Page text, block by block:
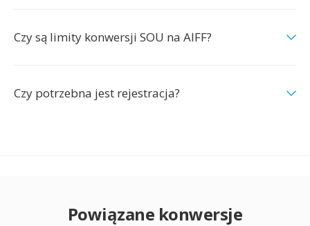
Czy są limity konwersji SOU na AIFF?
Czy potrzebna jest rejestracja?
Powiązane konwersje